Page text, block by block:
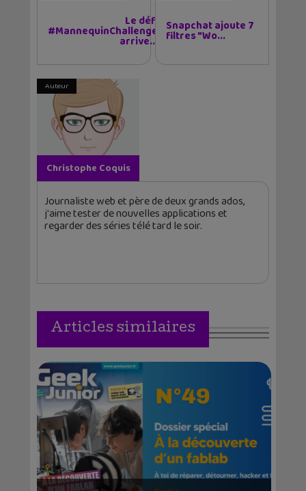
Le défi
#MannequinChallenge
arrive...
Snapchat ajoute 7
filtres "Wo...
Auteur
Christophe Coquis
Journaliste web et père de deux grands ados,
j'aime tester de nouvelles applications et
regarder des séries télé tard le soir.
Articles similaires